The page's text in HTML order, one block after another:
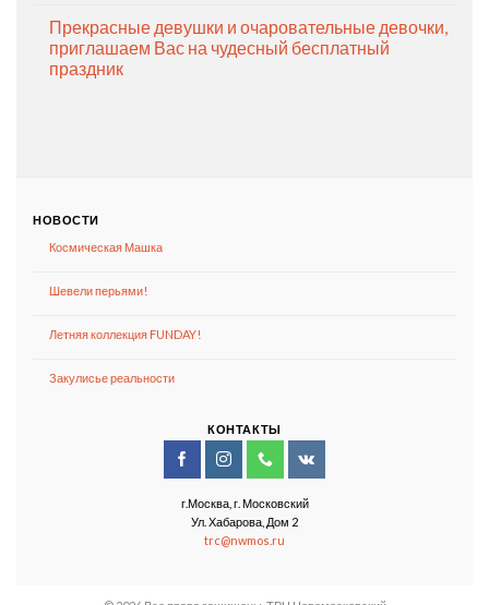
Прекрасные девушки и очаровательные девочки,
приглашаем Вас на чудесный бесплатный
праздник
НОВОСТИ
Космическая Машка
Шевели перьями!
Летняя коллекция FUNDAY!
Закулисье реальности
КОНТАКТЫ
г.Москва, г. Московский
Ул. Хабарова, Дом 2
trc@nwmos.ru